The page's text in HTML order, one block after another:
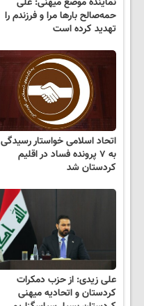
حمه‌صالح بارها مرا و فرزندم را
تهدید کرده است
اتحاد اسلامی خواستار رسیدگی
به ۷ پرونده فساد در اقلیم
کردستان شد
علی زیدی: از حزب دمکرات
کردستان و اتحادیه میهنی